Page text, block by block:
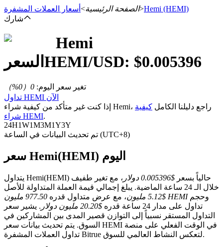
العقود الآجلة USDT
الصفحة الرئيسية> أسعار العملات المشفرة >Hemi (HEMI)
شارك
Hemi
السعر HEMI/USD: $0.005396
تغير سعر اليوم:
0
（
0
%）
تداول HEMI الآن
إذا كنت غير متأكد من كيفية شراء Hemi، راجع دليلنا الكامل كيفية
شراء HEMI.
24H1W1M3M1Y3Y
تم تحديث البيانات في الساعة (UTC+8)
سعر Hemi(HEMI) اليوم
يتداول Hemi(HEMI) حالياً بسعر $0.005396 دولار
، مع تغير طفيف
خلال الـ 24 ساعة الماضية. يبلغ إجمالي قيمة العملة المتداولة للأصل
$5.12 مليون
، مع عرض متداول قدره 977.50 مليون HEMIوحجم
تداول على مدار 24 ساعة قدره
$20.20 مليون دولار
. يشير سعر
التداول المستقر نسبياً إلى التوازن قصير المدى بين المشاركين في
السوق. يتم تحديث بيانات سعر HEMI في الوقت الفعلي على منصة
تداول العملات المشفرة Bitrue لتعكس النشاط العالمي للسوق.